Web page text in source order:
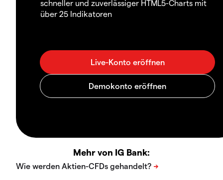
schneller und zuverlässiger HTML5-Charts mit
über 25 Indikatoren
Mehr von IG Bank: